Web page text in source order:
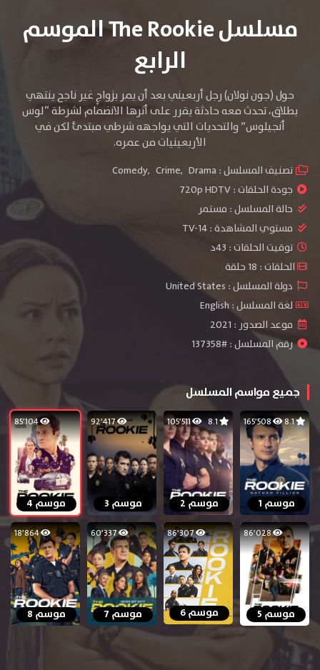
مسلسل The Rookie الموسم
الرابع
حول (جون نولان) رجل أربعيني بعد أن يمر بزواجٍ غير ناجح ينتهي
بطلاق، تحدث معه حادثة يقرر على أثرها الانضمام لشرطة “لوس
أنجيلوس” والتحديات التي يواجهه شرطي مبتدئ لكن في
الأربعينيات من عمره.
تصنيف المسلسل : Comedy, Crime, Drama
جودة الحلقات :720p HDTV
حالة المسلسل : مستمر
مستوي المشاهدة :TV-14
توقيت الحلقات : 43د
الحلقات : 18 حلقة
دولة المسلسل : United States
لغة المسلسل : English
موعد الصدور : 2021
رقم المسلسل : #137358
جميع مواسم المسلسل
8.1
موسم 1
8.1 105٬511
موسم 2
92٬417
موسم 3
85٬104
موسم 4
86٬028
موسم 5
86٬307
موسم 6
60٬337
موسم 7
18٬864
موسم 8